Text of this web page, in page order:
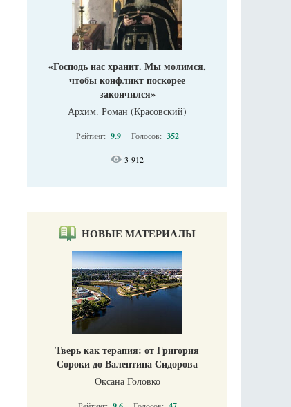
«Господь нас хранит. Мы молимся,
чтобы конфликт поскорее
закончился»
Архим. Роман (Красовский)
Рейтинг: 9.9 Голосов: 352
3 912
НОВЫЕ МАТЕРИАЛЫ
Тверь как терапия: от Григория
Сороки до Валентина Сидорова
Оксана Головко